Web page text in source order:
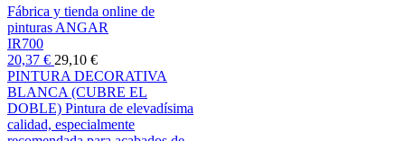
Fábrica y tienda online de
pinturas ANGAR
IR700
20,37 € 29,10 €
PINTURA DECORATIVA
BLANCA (CUBRE EL
DOBLE) Pintura de elevadísima
calidad, especialmente